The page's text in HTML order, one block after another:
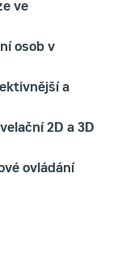
ve
osob v
a
2D a 3D
ovládání